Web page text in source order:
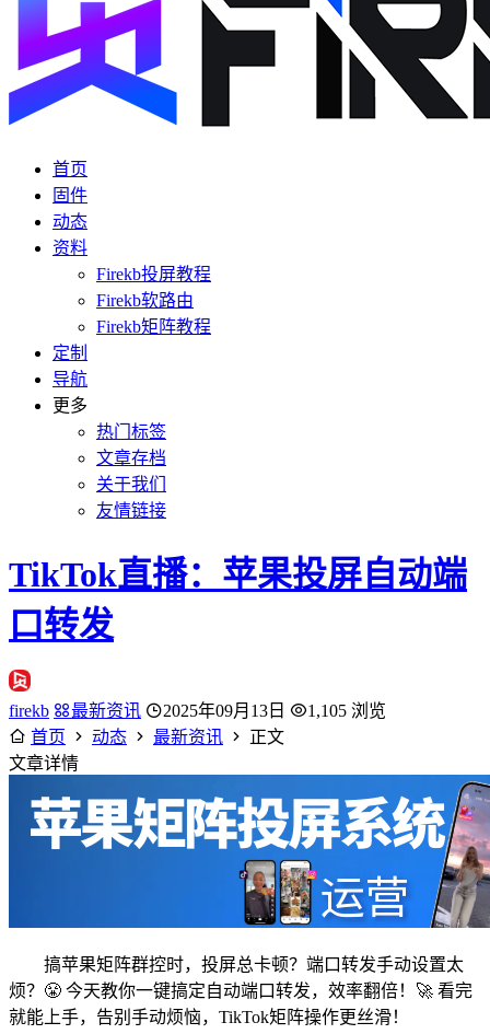
首页
固件
动态
资料
Firekb投屏教程
Firekb软路由
Firekb矩阵教程
定制
导航
更多
热门标签
文章存档
关于我们
友情链接
TikTok直播：苹果投屏自动端
口转发
firekb 最新资讯 2025年09月13日
1,105 浏览
首页
动态 最新资讯
正文
文章详情
搞苹果矩阵群控时，投屏总卡顿？端口转发手动设置太
烦？😤 今天教你一键搞定自动端口转发，效率翻倍！🚀 看完
就能上手，告别手动烦恼，TikTok矩阵操作更丝滑！